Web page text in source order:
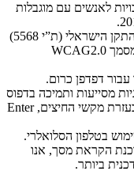
לאנשים עם מוגבלות
התאמות הנגישות בוצעו עפ”י המלצות התקן הישראלי (ת”י 5568)
לנגישות תכנים באינטרנט ברמת AA ומסמך WCAG2.0
עבור דפדפן כרום.
מסייעות ותמיכה בדפוס
השימוש המקובל להפעלה עם מקלדת בעזרת מקשי החיצים, Enter
בטלפון הסלואלרי.
הקראת מסך, אנו